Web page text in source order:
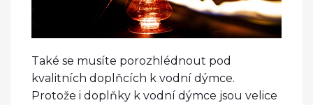
Také se musíte porozhlédnout pod
kvalitních doplňcích k vodní dýmce.
Protože i doplňky k vodní dýmce jsou velice